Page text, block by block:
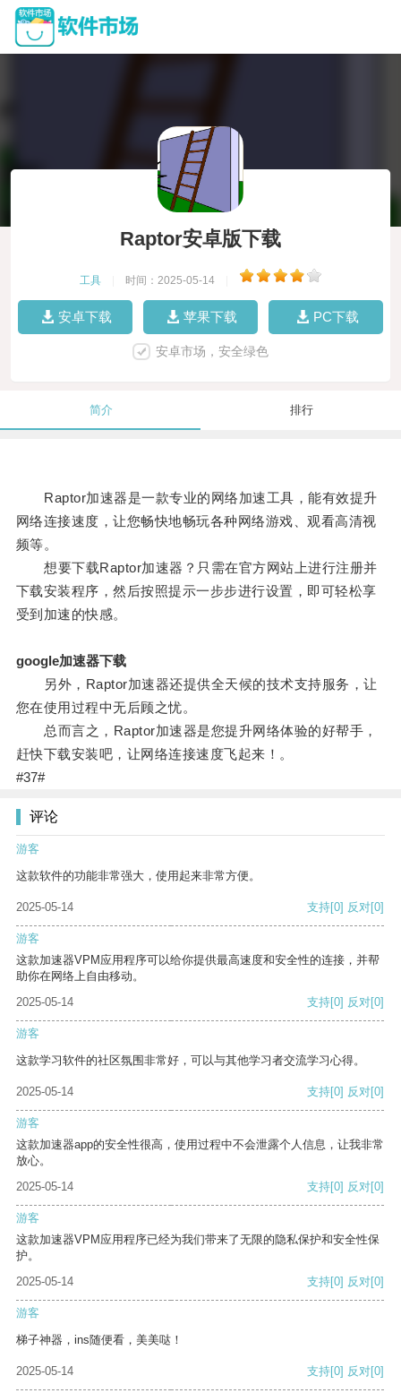
Raptor安卓版下载
工具 时间：2025-05-14
安卓下载 苹果下载 PC下载
安卓市场，安全绿色
简介 排行
Raptor加速器是一款专业的网络加速工具，能有效提升
网络连接速度，让您畅快地畅玩各种网络游戏、观看高清视
频等。
想要下载Raptor加速器？只需在官方网站上进行注册并
下载安装程序，然后按照提示一步步进行设置，即可轻松享
受到加速的快感。
google加速器下载
另外，Raptor加速器还提供全天候的技术支持服务，让
您在使用过程中无后顾之忧。
总而言之，Raptor加速器是您提升网络体验的好帮手，
赶快下载安装吧，让网络连接速度飞起来！。
#37#
评论
游客
这款软件的功能非常强大，使用起来非常方便。
2025-05-14 支持[0] 反对[0]
游客
这款加速器VPM应用程序可以给你提供最高速度和安全性的连接，并帮
助你在网络上自由移动。
2025-05-14
支持[0] 反对[0]
游客
这款学习软件的社区氛围非常好，可以与其他学习者交流学习心得。
2025-05-14 支持[0] 反对[0]
游客
这款加速器app的安全性很高，使用过程中不会泄露个人信息，让我非常
放心。
2025-05-14
支持[0] 反对[0]
游客
这款加速器VPM应用程序已经为我们带来了无限的隐私保护和安全性保
护。
2025-05-14
支持[0] 反对[0]
游客
梯子神器，ins随便看，美美哒！
2025-05-14 支持[0] 反对[0]